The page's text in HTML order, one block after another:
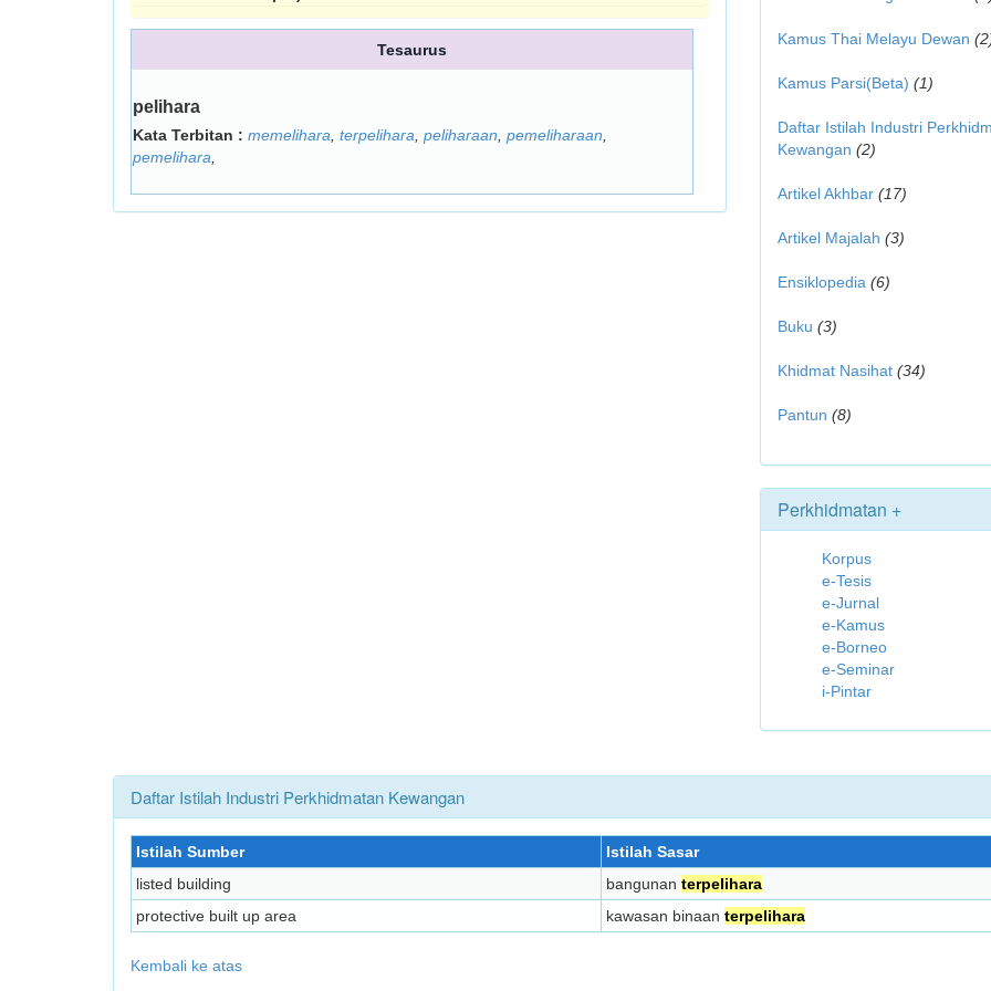
Tesaurus
pelihara
Kata Terbitan : memelihara terpelihara peliharaan pemeliharaan
pemelihara
Kamus Thai Melayu Dewan
Kamus Parsi(Beta) (1)
Daftar Istilah Industri
Kewangan (2)
Artikel Akhbar (17)
Artikel Majalah (3)
Ensiklopedia (6)
Buku (3)
Khidmat Nasihat (34)
Pantun (8)
Perkhidmatan +
Korpus
e-Tesis
e-Jurnal
e-Kamus
e-Borneo
e-Seminar
i-Pintar
Daftar Istilah Industri Perkhidmatan Kewangan
Istilah Sumber Istilah Sasar
listed building
bangunan terpelihara
protective built up area
kawasan binaan terpelihara
Kembali ke atas